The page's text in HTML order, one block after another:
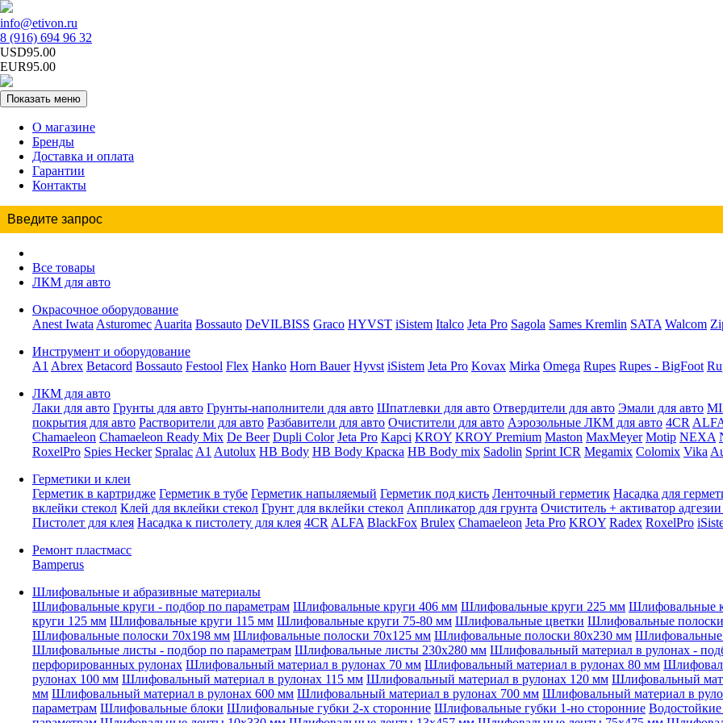
info@etivon.ru
8 (916) 694 96 32
USD95.00
EUR95.00
Показать меню
О магазине
Бренды
Доставка и оплата
Гарантии
Контакты
Все товары
ЛКМ для авто
Окрасочное оборудование
Anest Iwata Asturomec Auarita Bossauto DeVILBISS Graco HYVST iSistem Italco Jeta Pro Sagola Sames Kremlin SATA Walcom
Инструмент и оборудование
A1 Abrex Betacord Bossauto Festool Flex Hanko Horn Bauer Hyvst iSistem Jeta Pro Kovax Mirka Omega Rupes Rupes - BigFoot
ЛКМ для авто
Лаки для авто Грунты для авто Грунты-наполнители для авто Шпатлевки для авто Отвердители для авто Эмали для авто
покрытия для авто Растворители для авто Разбавители для авто Очистители для авто Аэрозольные ЛКМ для авто 4CR
Chamaeleon Chamaeleon Ready Mix De Beer Dupli Color Jeta Pro Kapci KROY KROY Premium Maston MaxMeyer Motip NEXA
RoxelPro Spies Hecker Spralac A1 Autolux HB Body HB Body Краска HB Body mix Sadolin Sprint ICR Megamix Colomix Vika
Герметики и клеи
Герметик в картридже Герметик в тубе Герметик напыляемый Герметик под кисть Ленточный герметик Насадка для
вклейки стекол Клей для вклейки стекол Грунт для вклейки стекол Аппликатор для грунта Очиститель + активатор
Пистолет для клея Насадка к пистолету для клея 4CR ALFA BlackFox Brulex Chamaeleon Jeta Pro KROY Radex RoxelPro
Ремонт пластмасс
Bamperus
Шлифовальные и абразивные материалы
Шлифовальные круги - подбор по параметрам Шлифовальные круги 406 мм Шлифовальные круги 225 мм Шлифовальные
круги 125 мм Шлифовальные круги 115 мм Шлифовальные круги 75-80 мм Шлифовальные цветки Шлифовальные
Шлифовальные полоски 70x198 мм Шлифовальные полоски 70x125 мм Шлифовальные полоски 80x230 мм Шлифовальные
Шлифовальные листы - подбор по параметрам Шлифовальные листы 230x280 мм Шлифовальный материал в рулонах -
перфорированных рулонах Шлифовальный материал в рулонах 70 мм Шлифовальный материал в рулонах 80 мм
рулонах 100 мм Шлифовальный материал в рулонах 115 мм Шлифовальный материал в рулонах 120 мм Шлифовальный
мм Шлифовальный материал в рулонах 600 мм Шлифовальный материал в рулонах 700 мм Шлифовальный материал в
параметрам Шлифовальные блоки Шлифовальные губки 2-х сторонние Шлифовальные губки 1-но сторонние